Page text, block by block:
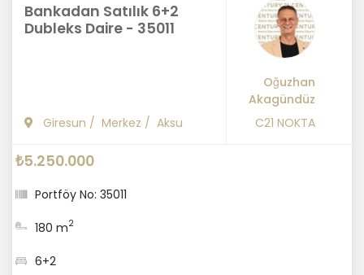
Bankadan Satılık 6+2
Dubleks Daire - 35011
Giresun / Merkez / Aksu
Oğuzhan
Akagündüz
C21 NOKTA
₺5.250.000
Portföy No: 35011
180 m2
6+2